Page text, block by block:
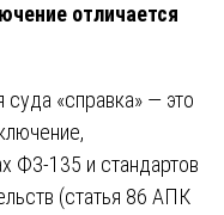
отличается
«справка» — это
ФЗ-135 и стандартов
(статья 86 АПК